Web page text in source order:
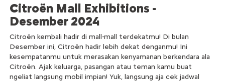
Citroën Mall Exhibitions -
Desember 2024
Citroën kembali hadir di mall-mall terdekatmu! Di bulan
Desember ini, Citroën hadir lebih dekat denganmu! Ini
kesempatanmu untuk merasakan kenyamanan berkendara ala
Citroën. Ajak keluarga, pasangan atau teman kamu buat
ngeliat langsung mobil impian! Yuk, langsung aja cek jadwal